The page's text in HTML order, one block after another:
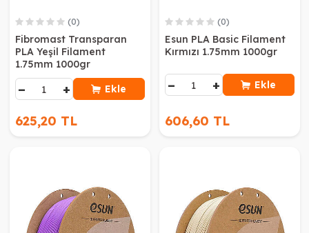
(0)
Fibromast Transparan
PLA Yeşil Filament
1.75mm 1000gr
− + Ekle
625,20 TL
(0)
Esun PLA Basic Filament
Kırmızı 1.75mm 1000gr
− + Ekle
606,60 TL